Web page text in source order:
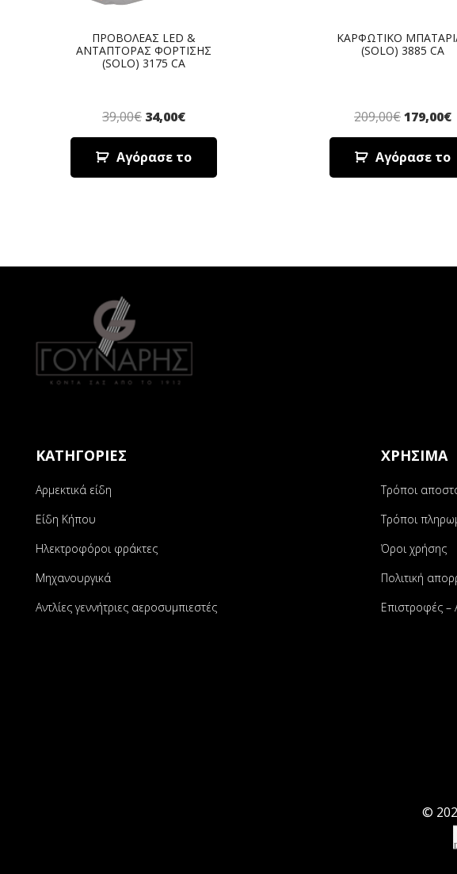
ΠΡΟΒΟΛΕΑΣ LED &
ΑΝΤΑΠΤΟΡΑΣ ΦΟΡΤΙΣΗΣ
(SOLO) 3175 CA
39,00€ 34,00€
Αγόρασε το
ΚΑΡΦΩΤΙΚΟ
(SOLO) 3885 CA
209,00€179,00€
Αγόρασε το
ΚΑΤΗΓΟΡΙΕΣ
Αρμεκτικά είδη
Είδη Κήπου
Ηλεκτροφόροι φράκτες
Μηχανουργικά
Αντλίες γεννήτριες αεροσυμπιεστές
ΧΡΗΣΙΜΑ
Τρόποι
Τρόποι
Όροι χρήσης
Πολιτική
Επιστροφές –
©